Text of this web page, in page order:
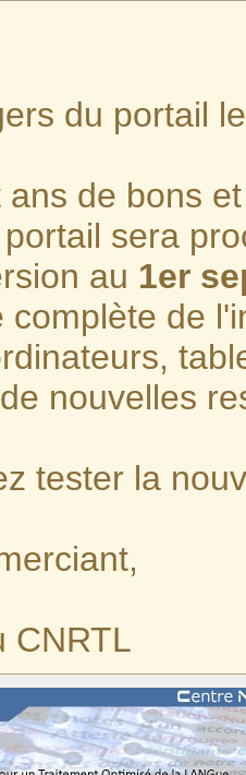
du portail
de bons
sera
au 1er
complète de
nouvelles
tester la
CNRTL